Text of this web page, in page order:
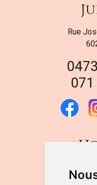
Rue
DU
de 9h à